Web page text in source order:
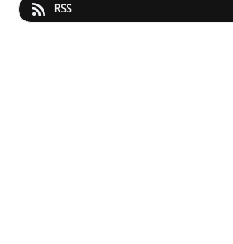
RSS